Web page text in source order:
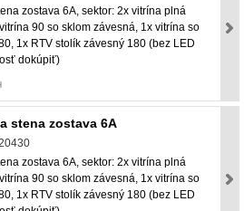
zostava 6A, sektor: 2x vitrína plná
90 so sklom závesná, 1x vitrína so
1x RTV stolík závesný 180 (bez LED
dokúpiť)
stena zostava 6A
zostava 6A, sektor: 2x vitrína plná
90 so sklom závesná, 1x vitrína so
1x RTV stolík závesný 180 (bez LED